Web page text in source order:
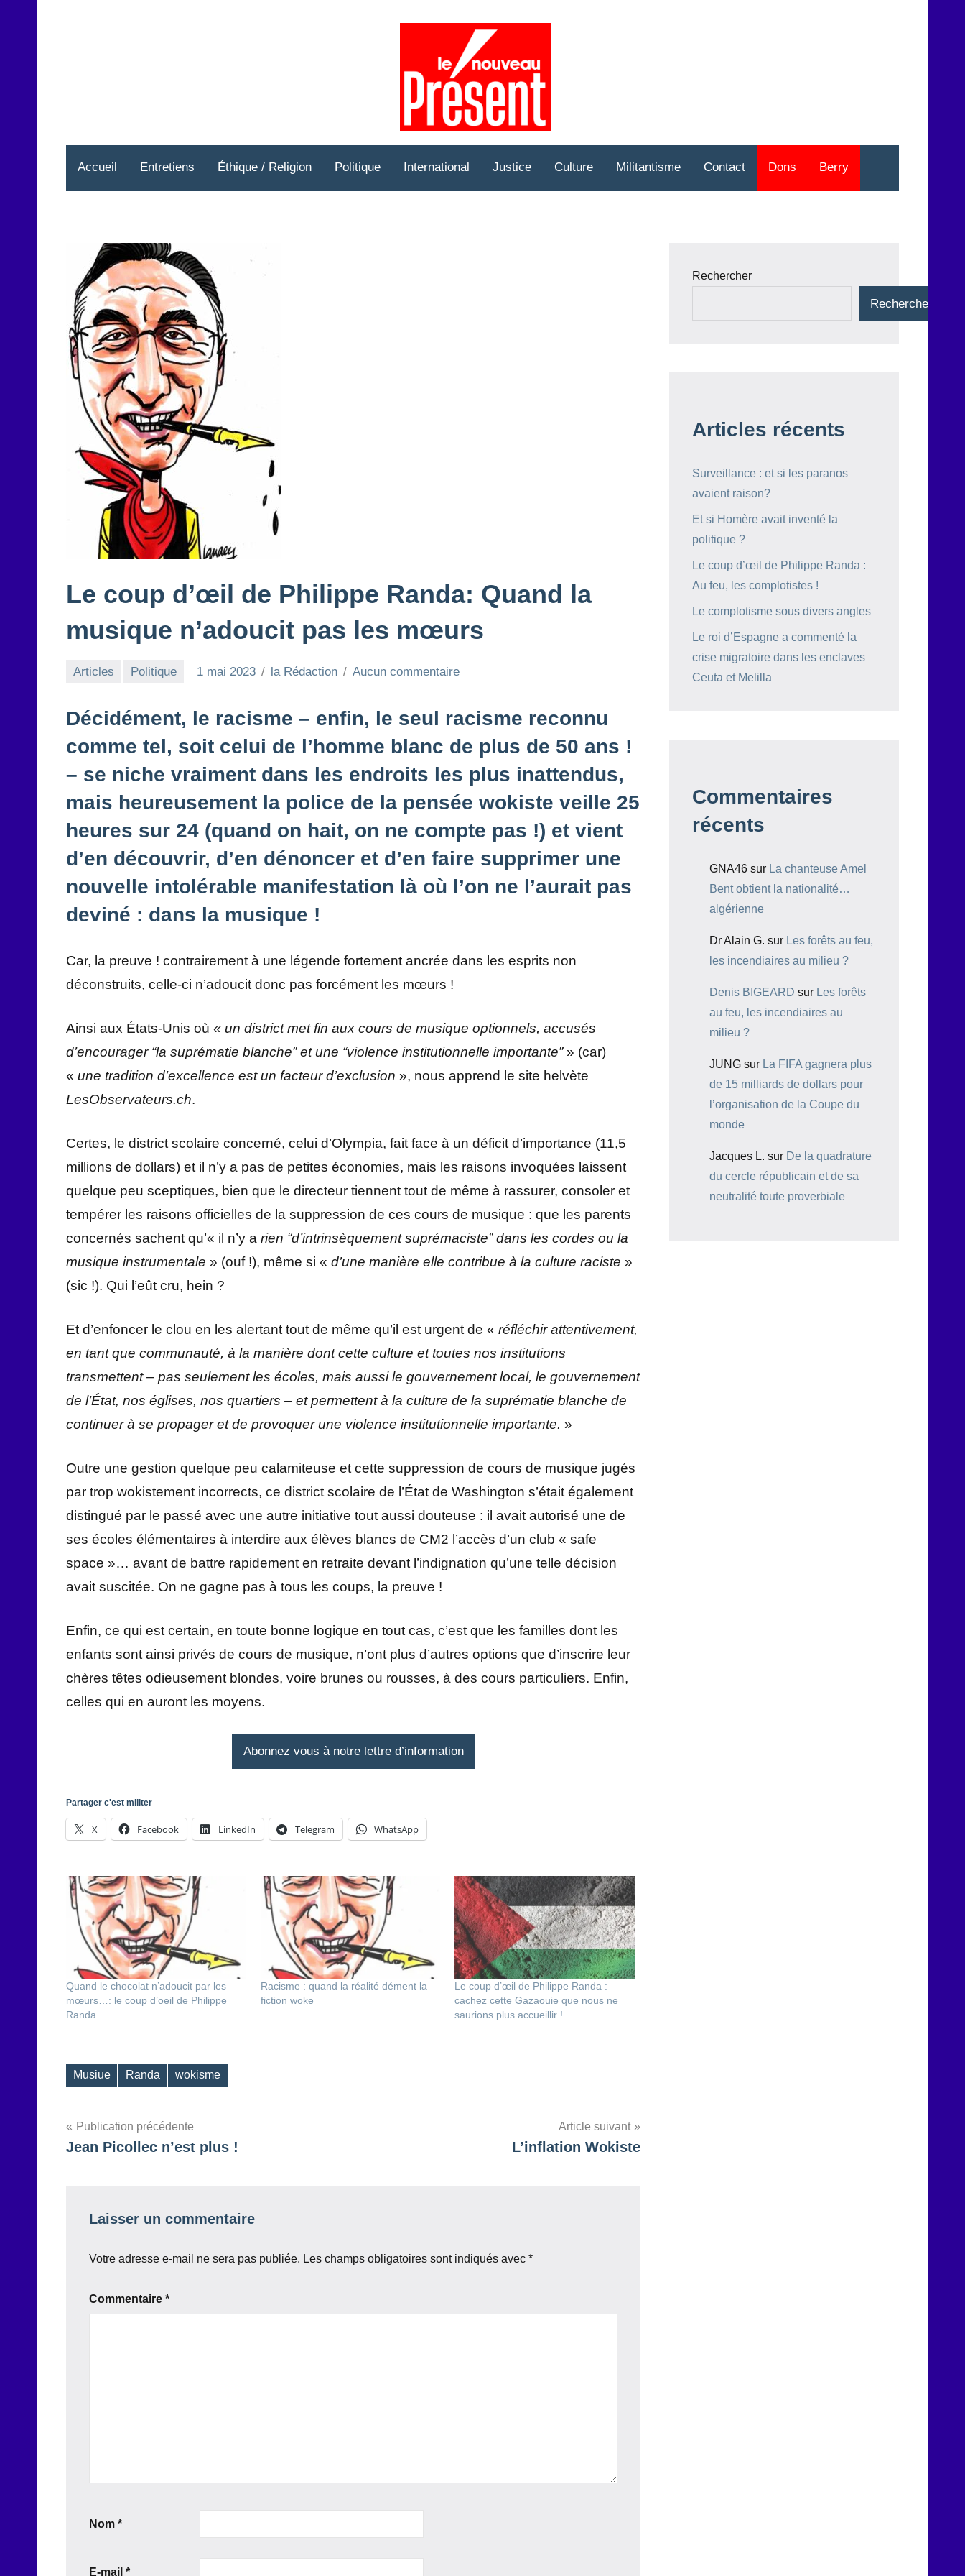
Accueil Entretiens Éthique / Religion Politique International Justice Culture Militantisme Contact Dons Berry
Le coup d’œil de Philippe Randa: Quand la
musique n’adoucit pas les mœurs
Articles Politique 1 mai 2023 la Rédaction Aucun commentaire
Décidément, le racisme – enfin, le seul racisme reconnu
comme tel, soit celui de l’homme blanc de plus de 50 ans !
– se niche vraiment dans les endroits les plus inattendus,
mais heureusement la police de la pensée wokiste veille 25
heures sur 24 (quand on hait, on ne compte pas !) et vient
d’en découvrir, d’en dénoncer et d’en faire supprimer une
nouvelle intolérable manifestation là où l’on ne l’aurait pas
deviné : dans la musique !
Car, la preuve ! contrairement à une légende fortement ancrée dans les esprits non
déconstruits, celle-ci n’adoucit donc pas forcément les mœurs !
Ainsi aux États-Unis où « un district met fin aux cours de musique optionnels, accusés
d’encourager “la suprématie blanche” et une “violence institutionnelle importante”» (car)
« une tradition d’excellence est un facteur d’exclusion », nous apprend le site helvète
LesObservateurs.ch.
Certes, le district scolaire concerné, celui d’Olympia, fait face à un déficit d’importance (11,5
millions de dollars) et il n’y a pas de petites économies, mais les raisons invoquées laissent
quelque peu sceptiques, bien que le directeur tiennent tout de même à rassurer, consoler et
tempérer les raisons officielles de la suppression de ces cours de musique : que les parents
concernés sachent qu’« il n’y a rien “d’intrinsèquement suprémaciste” dans les cordes ou la
musique instrumentale » (ouf !), même si « d’une manière elle contribue à la culture raciste »
(sic !). Qui l’eût cru, hein ?
Et d’enfoncer le clou en les alertant tout de même qu’il est urgent de « réfléchir attentivement,
en tant que communauté, à la manière dontcette culture et toutes nos institutions
transmettent– pas seulement les écoles, mais aussi le gouvernement local, le gouvernement
de l’État, nos églises, nos quartiers – et permettent à la culture de la suprématie blanche de
continuer à se propager et de provoquer une violence institutionnelle importante. »
Outre une gestion quelque peu calamiteuse et cette suppression de cours de musique jugés
par trop wokistement incorrects, ce district scolaire de l’État de Washington s’était également
distingué par le passé avec une autre initiative tout aussi douteuse : il avait autorisé une de
ses écoles élémentaires à interdire aux élèves blancs de CM2 l’accès d’un club « safe
space »… avant de battre rapidement en retraite devant l’indignation qu’une telle décision
avait suscitée. On ne gagne pas à tous les coups, la preuve !
Enfin, ce qui est certain, en toute bonne logique en tout cas, c’est que les familles dont les
enfants sont ainsi privés de cours de musique, n’ont plus d’autres options que d’inscrire leur
chères têtes odieusement blondes, voire brunes ou rousses, à des cours particuliers. Enfin,
celles qui en auront les moyens.
Abonnez vous à notre lettre d’information
Partager c'est militer
X Facebook LinkedIn Telegram WhatsApp
Quand le chocolat n’adoucit par les
mœurs…: le coup d’oeil de Philippe
Randa
Racisme : quand la réalité dément la
fiction woke
Le coup d’œil de Philippe Randa :
cachez cette Gazaouie que nous ne
saurions plus accueillir !
Étiquettes
Musiue Randa wokisme
Navigation
de
Publication précédente
Jean Picollec n’est plus !
Article suivant
L’inflation Wokiste
Laisser un commentaire
Votre adresse e-mail ne sera pas publiée. Les champs obligatoires sont indiqués avec *
Commentaire *
Nom *
E-mail *
Rechercher
Rechercher
Articles récents
Surveillance : et si les paranos
avaient raison?
Et si Homère avait inventé la
politique ?
Le coup d’œil de Philippe Randa :
Au feu, les complotistes !
Le complotisme sous divers angles
Le roi d’Espagne a commenté la
crise migratoire dans les enclaves
Ceuta et Melilla
Commentaires
récents
GNA46 sur La chanteuse Amel
Bent obtient la nationalité…
algérienne
Dr Alain G. sur Les forêts au feu,
les incendiaires au milieu ?
Denis BIGEARD sur Les forêts
au feu, les incendiaires au
milieu ?
JUNG sur La FIFA gagnera plus
de 15 milliards de dollars pour
l’organisation de la Coupe du
monde
Jacques L. sur De la quadrature
du cercle républicain et de sa
neutralité toute proverbiale